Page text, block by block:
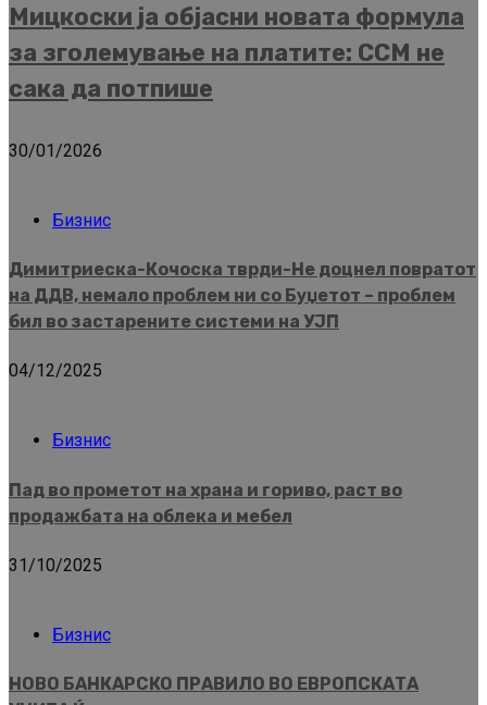
Мицкоски ја објасни новата формула
за зголемување на платите: ССМ не
сака да потпише
30/01/2026
Бизнис
Димитриеска-Кочоска тврди-Не доцнел повратот
на ДДВ, немало проблем ни со Буџетот – проблем
бил во застарените системи на УЈП
04/12/2025
Бизнис
Пад во прометот на храна и гориво, раст во
продажбата на облека и мебел
31/10/2025
Бизнис
НОВО БАНКАРСКО ПРАВИЛО ВО ЕВРОПСКАТА